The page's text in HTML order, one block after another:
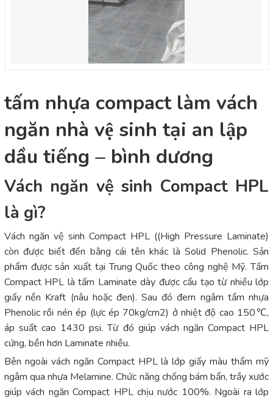
tấm nhựa compact làm vách
ngăn nhà vệ sinh tại an lập
dầu tiếng – bình dương
Vách ngăn vệ sinh Compact HPL
là gì?
Vách ngăn vệ sinh Compact HPL ((High Pressure Laminate)
còn được biết đến bằng cái tên khác là Solid Phenolic. Sản
phẩm được sản xuất tại Trung Quốc theo công nghệ Mỹ. Tấm
Compact HPL là tấm Laminate dày được cấu tạo từ nhiều lớp
giấy nền Kraft (nâu hoặc đen). Sau đó đem ngâm tẩm nhựa
Phenolic rồi nén ép (lực ép 70kg/cm2) ở nhiệt độ cao 150℃,
áp suất cao 1430 psi. Từ đó giúp vách ngăn Compact HPL
cứng, bền hơn Laminate nhiều.
Bên ngoài vách ngăn Compact HPL là lớp giấy màu thẩm mỹ
ngâm qua nhựa Melamine. Chức năng chống bám bẩn, trầy xước
giúp vách ngăn Compact HPL chịu nước 100%. Ngoài ra lớp